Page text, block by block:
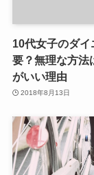
10代女子のダイ
要？無理な方法
がいい理由
2018年8月13日